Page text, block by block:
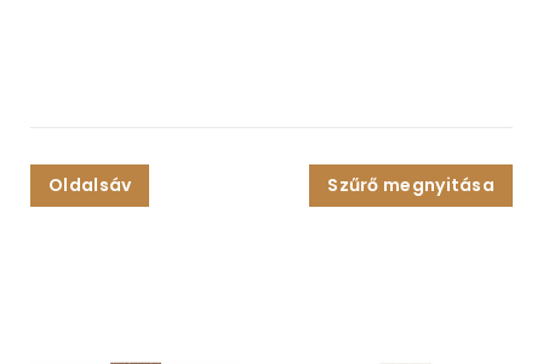
Oldalsáv Szűrő megnyitása